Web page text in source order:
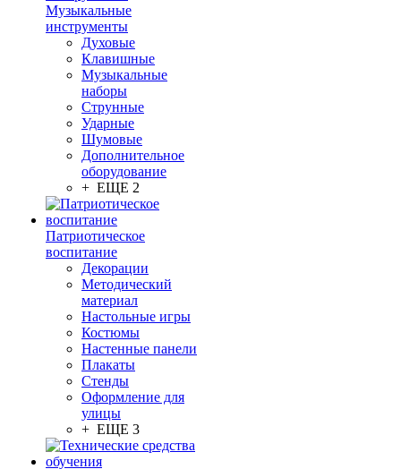
Музыкальные
инструменты
Духовые
Клавишные
Музыкальные
наборы
Струнные
Ударные
Шумовые
Дополнительное
оборудование
+ ЕЩЕ 2
Патриотическое
воспитание
Декорации
Методический
материал
Настольные игры
Костюмы
Настенные панели
Плакаты
Стенды
Оформление для
улицы
+ ЕЩЕ 3